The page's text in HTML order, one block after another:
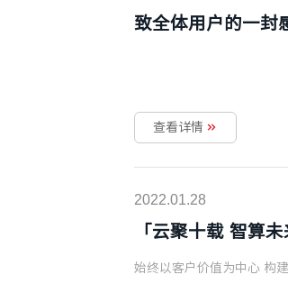
致全体用户的一封
查看详情
2022.01.28
「云聚十载 智算
始终以客户价值为中心 构